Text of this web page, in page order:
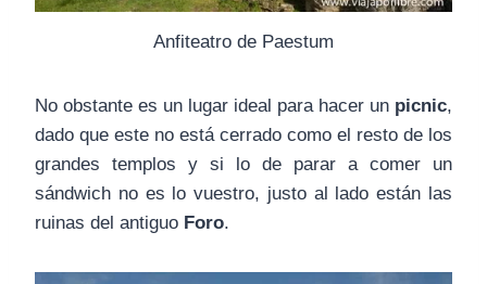
Anfiteatro de Paestum
No obstante es un lugar ideal para hacer un picnic,
dado que este no está cerrado como el resto de los
grandes templos y si lo de parar a comer un
sándwich no es lo vuestro, justo al lado están las
ruinas del antiguo Foro.